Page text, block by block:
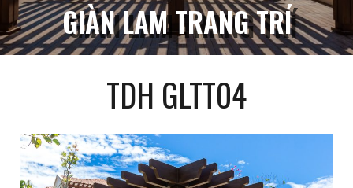
GIÀN LAM TRANG TRÍ
TDH GLTT04